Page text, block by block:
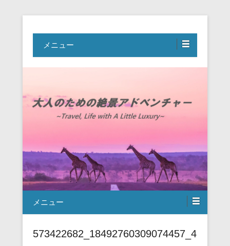
大人のための絶景アドベンチャー
メニュー
メニュー
573422682_18492760309074457_4